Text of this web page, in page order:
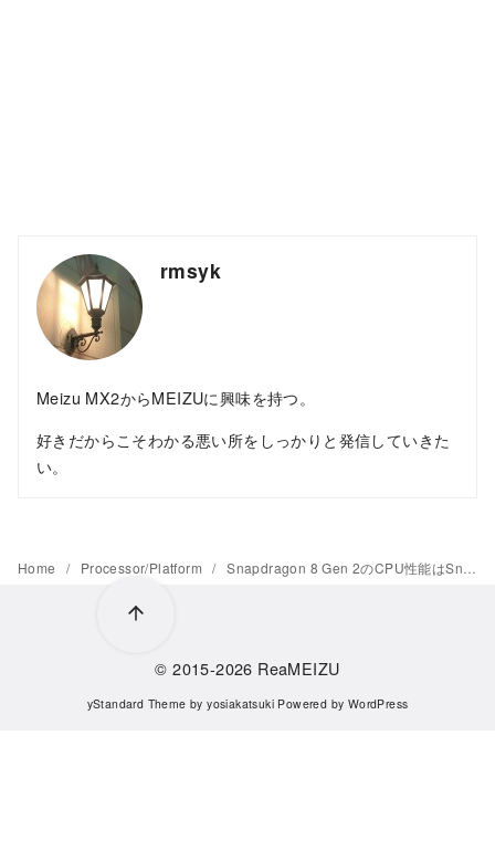
rmsyk
Meizu MX2からMEIZUに興味を持つ。
好きだからこそわかる悪い所をしっかりと発信していきた
い。
Home Processor/Platform Snapdragon 8 Gen 2のCPU性能はSnapdragon 8+ Gen 1比で10%の成長
© 2015-2026 ReaMEIZU
yStandard Theme byyosiakatsuki Powered by WordPress